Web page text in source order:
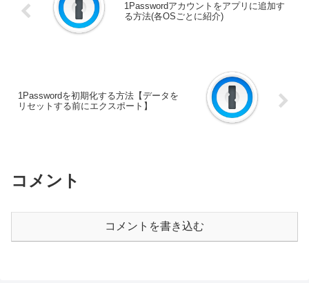
1Passwordアカウントをアプリに追加す
る方法(各OSごとに紹介)
1Passwordを初期化する方法【データを
リセットする前にエクスポート】
コメント
コメントを書き込む